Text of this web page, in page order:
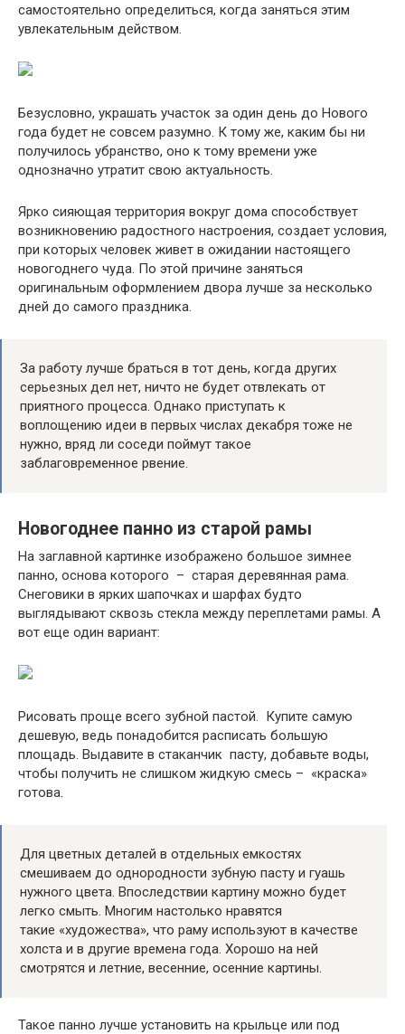
самостоятельно определиться, когда заняться этим
увлекательным действом.
Безусловно, украшать участок за один день до Нового
года будет не совсем разумно. К тому же, каким бы ни
получилось убранство, оно к тому времени уже
однозначно утратит свою актуальность.
Ярко сияющая территория вокруг дома способствует
возникновению радостного настроения, создает условия,
при которых человек живет в ожидании настоящего
новогоднего чуда. По этой причине заняться
оригинальным оформлением двора лучше за несколько
дней до самого праздника.
За работу лучше браться в тот день, когда других
серьезных дел нет, ничто не будет отвлекать от
приятного процесса. Однако приступать к
воплощению идеи в первых числах декабря тоже не
нужно, вряд ли соседи поймут такое
заблаговременное рвение.
Новогоднее панно из старой рамы
На заглавной картинке изображено большое зимнее
панно, основа которого – старая деревянная рама.
Снеговики в ярких шапочках и шарфах будто
выглядывают сквозь стекла между переплетами рамы. А
вот еще один вариант:
Рисовать проще всего зубной пастой. Купите самую
дешевую, ведь понадобится расписать большую
площадь. Выдавите в стаканчик пасту, добавьте воды,
чтобы получить не слишком жидкую смесь – «краска»
готова.
Для цветных деталей в отдельных емкостях
смешиваем до однородности зубную пасту и гуашь
нужного цвета. Впоследствии картину можно будет
легко смыть. Многим настолько нравятся
такие «художества», что раму используют в качестве
холста и в другие времена года. Хорошо на ней
смотрятся и летние, весенние, осенние картины.
Такое панно лучше установить на крыльце или под